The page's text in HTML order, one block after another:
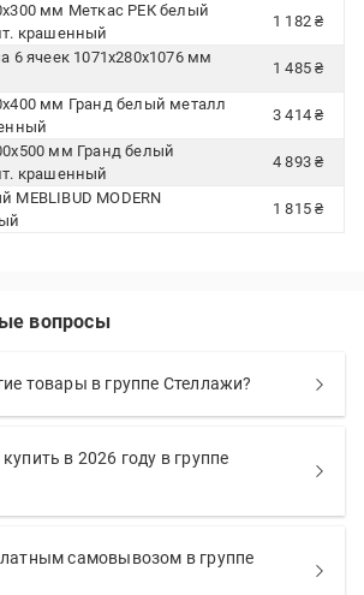
мм Меткас РЕК белый
крашенный
1 182 ₴
6 ячеек 1071х280х1076 мм
1 485 ₴
мм Гранд белый металл
3 414 ₴
мм Гранд белый
крашенный
4 893 ₴
MODERN
1 815 ₴
вопросы
товары в группе Стеллажи?
в 2026 году в группе
самовывозом в группе